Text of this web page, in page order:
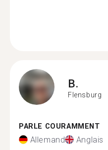
B.
Flensburg
PARLE COURAMMENT
Allemand Anglais